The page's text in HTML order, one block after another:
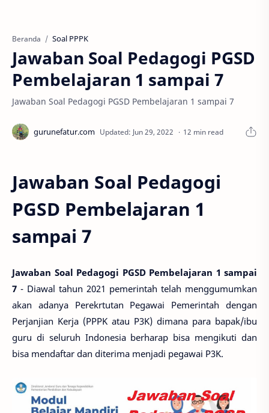
Beranda Soal PPPK
Jawaban Soal Pedagogi PGSD
Pembelajaran 1 sampai 7
Jawaban Soal Pedagogi PGSD Pembelajaran 1 sampai 7
12 min read
Jawaban Soal Pedagogi
PGSD Pembelajaran 1
sampai 7
Jawaban Soal Pedagogi PGSD Pembelajaran 1 sampai
7 - Diawal tahun 2021 pemerintah telah menggumumkan
akan adanya Perekrtutan Pegawai Pemerintah dengan
Perjanjian Kerja (PPPK atau P3K) dimana para bapak/ibu
guru di seluruh Indonesia berharap bisa mengikuti dan
bisa mendaftar dan diterima menjadi pegawai P3K.